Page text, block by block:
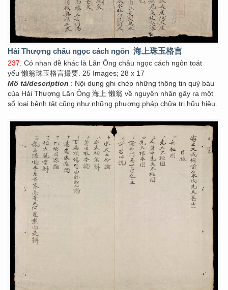
Hải Thượng châu ngọc cách ngôn 海上珠玉格言
237 . Có nhan đề khác là Lãn Ông châu ngọc cách ngôn toát
yếu 懶翁珠玉格言撮要. 25 Images; 28 x 17
Mô tả/description : Nội dung ghi chép những thông tin quý báu
của Hải Thượng Lãn Ông 海上 懶翁 về nguyên nhân gây ra một
số loại bệnh tật cũng như những phương pháp chữa trị hữu hiệu.